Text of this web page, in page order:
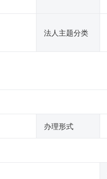
法人主题分类
办理形式